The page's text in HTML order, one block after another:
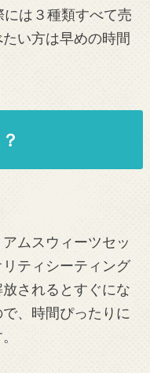
は３種類すべて売
い方は早めの時間
ムスウィーツセッ
ティシーティング
されるとすぐにな
、時間ぴったりに